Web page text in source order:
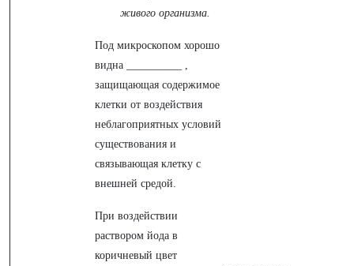
живого организма.
Под микроскопом хорошо
видна __________ ,
защищающая содержимое
клетки от воздействия
неблагоприятных условий
существования и
связывающая клетку с
внешней средой.
При воздействии
раствором йода в
коричневый цвет